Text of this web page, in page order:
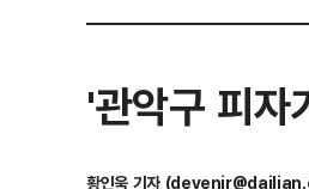
'관악구 피
황인욱 기자